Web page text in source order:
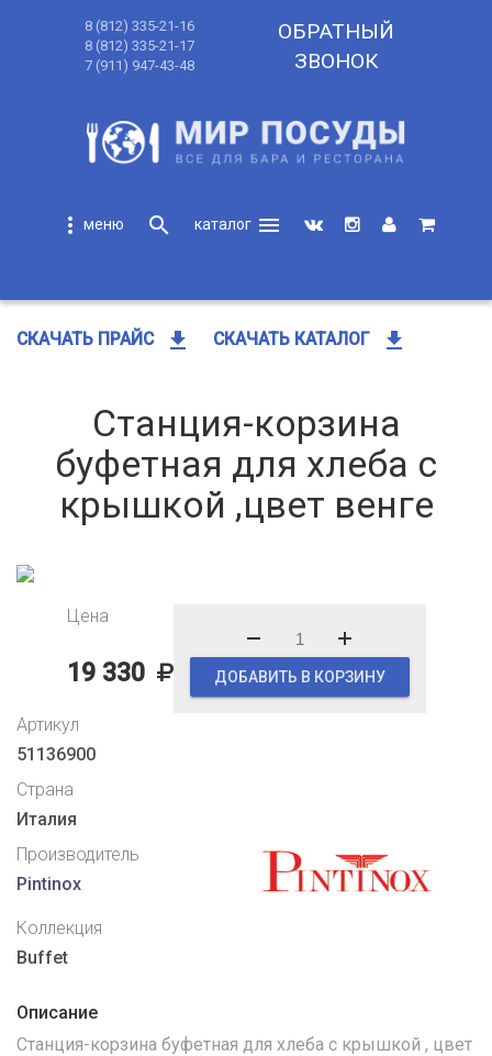
8 (812) 335-21-16
8 (812) 335-21-17
7 (911) 947-43-48
ОБРАТНЫЙ
ЗВОНОК
more_vert search
menu
СКАЧАТЬ ПРАЙС get_app СКАЧАТЬ КАТАЛОГ get_app
Станция-корзина
буфетная для хлеба с
крышкой ,цвет венге
Цена
19 330 ДОБАВИТЬ В КОРЗИНУ
Артикул
51136900
Страна
Италия
Производитель
Pintinox
Коллекция
Buffet
Описание
Станция-корзина буфетная для хлеба с крышкой , цвет